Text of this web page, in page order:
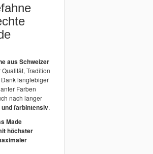
aus Schweizer
Qualität, Tradition
langlebiger
Farben
nach langer
farbintensiv.
Made
höchster